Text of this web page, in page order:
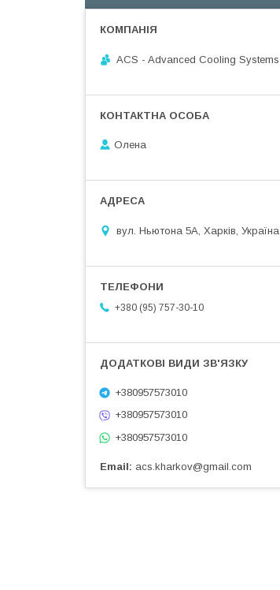
ACS - Advanced Cooling Systems
Олена
вул. Ньютона 5А, Харків, Україна
+380 (95) 757-30-10
+380957573010
+380957573010
+380957573010
Email acs.kharkov@gmail.com